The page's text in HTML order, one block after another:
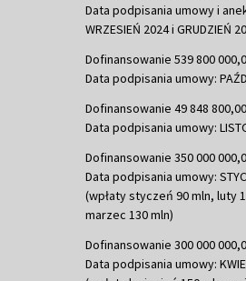
Data podpisania umowy i
WRZESIEŃ 2024 i GRUDZIEŃ
Dofinansowanie 539 800
Data podpisania umowy:
Dofinansowanie 49 848
Data podpisania umowy:
Dofinansowanie 350 000
Data podpisania umowy:
(wpłaty styczeń 90 mln, luty
marzec 130 mln)
Dofinansowanie 300 000
Data podpisania umowy: